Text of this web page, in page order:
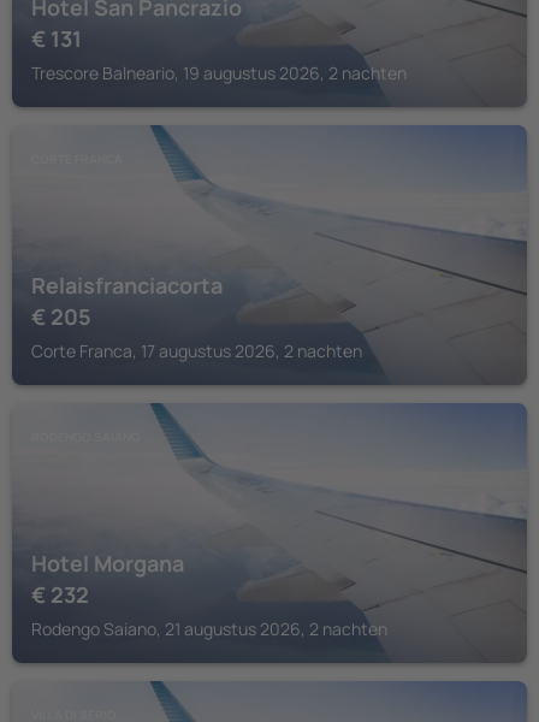
Hotel San Pancrazio
€ 131
Trescore Balneario, 19 augustus 2026, 2 nachten
Relaisfranciacorta
€ 205
Corte Franca, 17 augustus 2026, 2 nachten
Hotel Morgana
€ 232
Rodengo Saiano, 21 augustus 2026, 2 nachten